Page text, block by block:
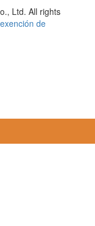
Ltd. All rights
de